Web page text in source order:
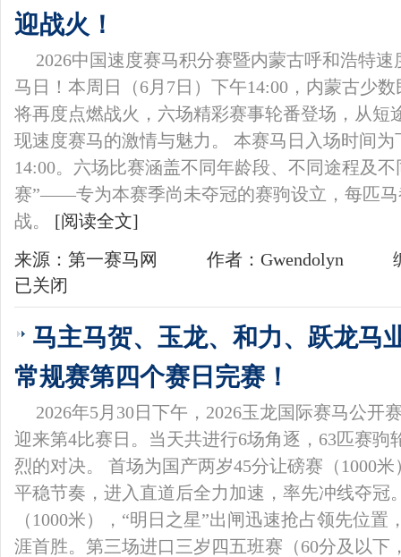
迎战火！
2026中国速度赛马积分赛暨内蒙古呼和浩特
马日！本周日（6月7日）下午14:00，内蒙古少
将再度点燃战火，六场精彩赛事轮番登场，从短
现速度赛马的激情与魅力。 本赛马日入场时间为
14:00。六场比赛涵盖不同年龄段、不同途程及
赛”——专为本赛季尚未夺冠的赛驹设立，每匹
战。 [阅读全文]
来源：第一赛马网
作者：Gwendolyn
已关闭
马主马贺、玉龙、和力、跃龙马
常规赛第四个赛日完赛！
2026年5月30日下午，2026玉龙国际赛马公开
迎来第4比赛日。当天共进行6场角逐，63匹赛驹
烈的对决。 首场为国产两岁45分让磅赛（1000
平稳节奏，进入直道后全力加速，率先冲线夺冠
（1000米），“明日之星”出闸迅速抢占领先位
涯首胜。第三场进口三岁四五班赛（60分及以下